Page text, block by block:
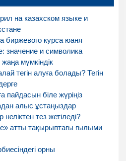
на казахском языке и
биржевого курса юаня
значение и символика
мүмкіндік
тегін алуға болады? Тегін
пайдасын біле жүріңіз
алыс ұстаңыздар
тез жетіледі?
атты тақырыптағы ғылыми
орны